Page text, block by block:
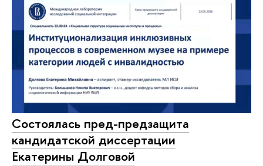
Состоялась пред-предзащита
кандидатской диссертации
Екатерины Долговой